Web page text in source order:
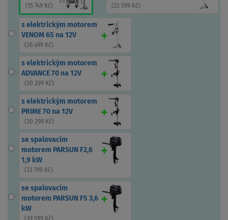
( 15 749 Kč) (22 599 Kč)
s elektrickým motorem
VENOM 65 na 12V
(26 499 Kč)
s elektrickým motorem
ADVANCE 70 na 12V
(30 299 Kč)
s elektrickým motorem
PRIME 70 na 12V
(30 299 Kč)
se spalovacím
motorem PARSUN F2,6
1,9 kW
(32 799 Kč)
se spalovacím
motorem PARSUN F5 3,6
kW